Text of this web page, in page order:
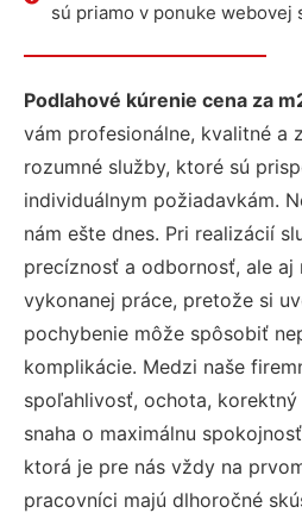
sú priamo v ponuke webovej
Podlahové kúrenie cena za
vám profesionálne, kvalitné a
rozumné služby, ktoré sú
individuálnym požiadavkám.
nám ešte dnes. Pri realizácií
precíznosť a odbornosť, ale aj
vykonanej práce, pretože si
pochybenie môže spôsobiť
komplikácie. Medzi naše
spoľahlivosť, ochota,
snaha o maximálnu
ktorá je pre nás vždy na
pracovníci majú dlhoročné